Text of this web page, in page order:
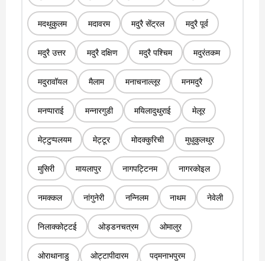
मदथुकुलम मदावरम मदुरै सेंट्रल मदुरै पूर्व
मदुरै उत्तर मदुरै दक्षिण मदुरै पश्चिम मदुरंतकम
मदुरावॉयल मैलाम मनाचनाल्लूर मनमदुरै
मनप्पाराई मन्नारगुडी मयिलादुथुराई मेलूर
मेट्टुप्पलयम मेट्टूर मोदक्कुरिची मुधुकुलथुर
मुसिरी मायलापुर नागपट्टिनम नागरकोइल
नमक्कल नांगुनेरी नन्निलम नाथम नेवेली
निलाक्कोट्टई ओड्डनचत्रम ओमालुर
ओराथानाडु ओट्टापीदारम पद्मनाभपुरम